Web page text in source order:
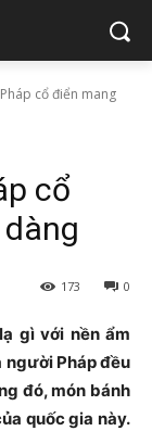
cổ điển mang
cổ
0
173
gì với nền ẩm
người Pháp đều
đó, món bánh
quốc gia này.